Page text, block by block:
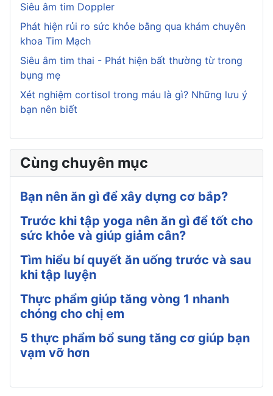
Siêu âm tim Doppler
Phát hiện rủi ro sức khỏe bằng qua khám chuyên
khoa Tim Mạch
Siêu âm tim thai - Phát hiện bất thường từ trong
bụng mẹ
Xét nghiệm cortisol trong máu là gì? Những lưu ý
bạn nên biết
Cùng chuyên mục
Bạn nên ăn gì để xây dựng cơ bắp?
Trước khi tập yoga nên ăn gì để tốt cho
sức khỏe và giúp giảm cân?
Tìm hiểu bí quyết ăn uống trước và sau
khi tập luyện
Thực phẩm giúp tăng vòng 1 nhanh
chóng cho chị em
5 thực phẩm bổ sung tăng cơ giúp bạn
vạm vỡ hơn